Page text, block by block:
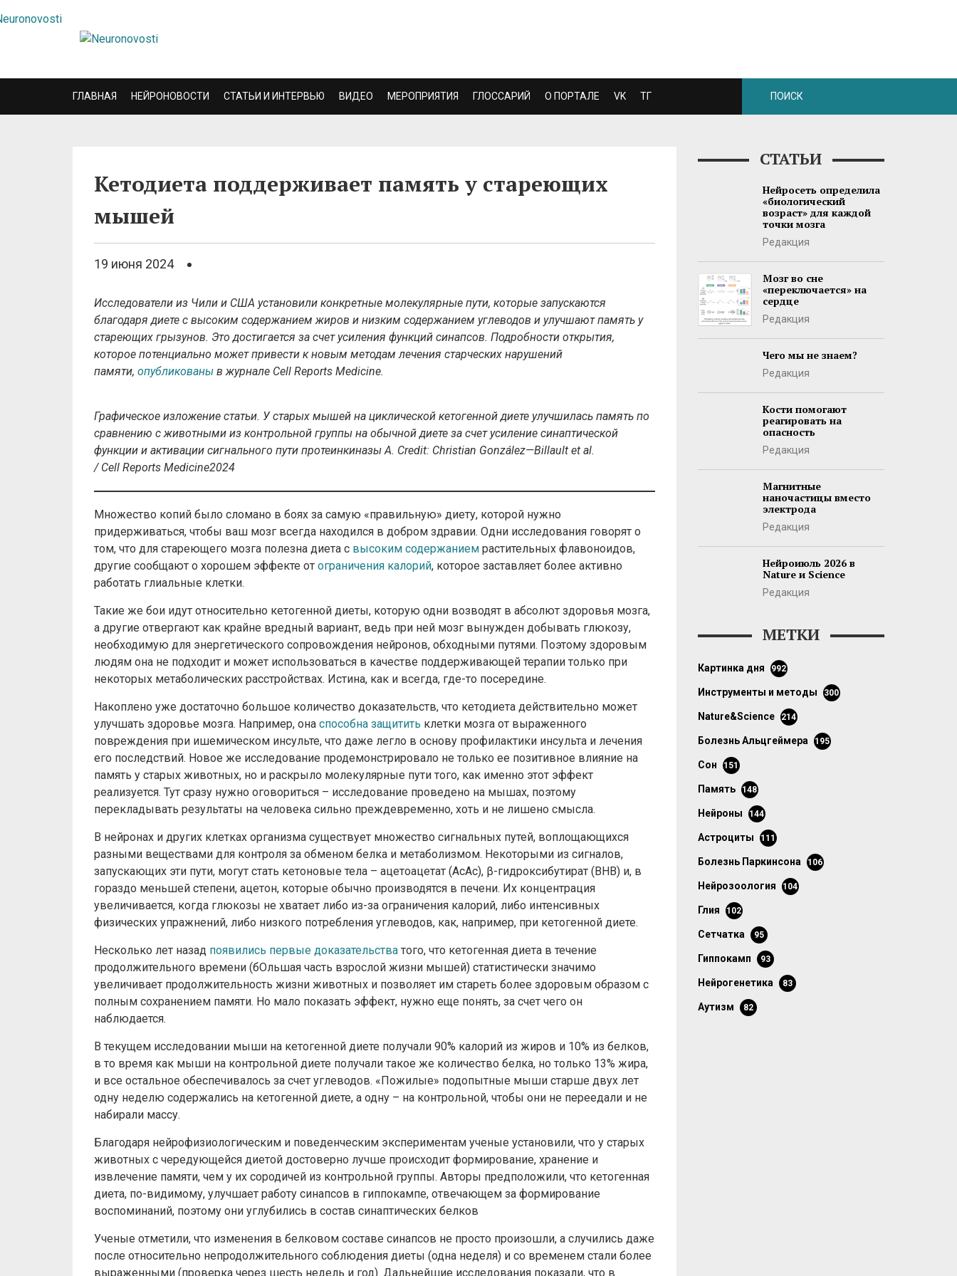
ГЛАВНАЯ НЕЙРОНОВОСТИ СТАТЬИ И ИНТЕРВЬЮ ВИДЕО МЕРОПРИЯТИЯ ГЛОССАРИЙ О ПОРТАЛЕ VK ТГ
Кетодиета поддерживает память у стареющих
мышей
19 июня 2024
Исследователи из Чили и США установили конкретные молекулярные пути, которые запускаются
благодаря диете с высоким содержанием жиров и низким содержанием углеводов и улучшают память у
стареющих грызунов. Это достигается за счет усиления функций синапсов. Подробности открытия,
которое потенциально может привести к новым методам лечения старческих нарушений
памяти, опубликованы в журнале Cell Reports Medicine.
Графическое изложение статьи. У старых мышей на циклической кетогенной диете улучшилась память по
сравнению с животными из контрольной группы на обычной диете за счет усиление синаптической
функции и активации сигнального пути протеинкиназы А. Credit: Christian González—Billault et al.
/ Cell Reports Medicine2024
Множество копий было сломано в боях за самую «правильную» диету, которой нужно
придерживаться, чтобы ваш мозг всегда находился в добром здравии. Одни исследования говорят о
том, что для стареющего мозга полезна диета с высоким содержанием растительных флавоноидов,
другие сообщают о хорошем эффекте от ограничения калорий, которое заставляет более активно
работать глиальные клетки.
Такие же бои идут относительно кетогенной диеты, которую одни возводят в абсолют здоровья мозга,
а другие отвергают как крайне вредный вариант, ведь при ней мозг вынужден добывать глюкозу,
необходимую для энергетического сопровождения нейронов, обходными путями. Поэтому здоровым
людям она не подходит и может использоваться в качестве поддерживающей терапии только при
некоторых метаболических расстройствах. Истина, как и всегда, где-то посередине.
Накоплено уже достаточно большое количество доказательств, что кетодиета действительно может
улучшать здоровье мозга. Например, она способна защитить клетки мозга от выраженного
повреждения при ишемическом инсульте, что даже легло в основу профилактики инсульта и лечения
его последствий. Новое же исследование продемонстрировало не только ее позитивное влияние на
память у старых животных, но и раскрыло молекулярные пути того, как именно этот эффект
реализуется. Тут сразу нужно оговориться – исследование проведено на мышах, поэтому
перекладывать результаты на человека сильно преждевременно, хоть и не лишено смысла.
В нейронах и других клетках организма существует множество сигнальных путей, воплощающихся
разными веществами для контроля за обменом белка и метаболизмом. Некоторыми из сигналов,
запускающих эти пути, могут стать кетоновые тела – ацетоацетат (AcAc), β-гидроксибутират (BHB) и, в
гораздо меньшей степени, ацетон, которые обычно производятся в печени. Их концентрация
увеличивается, когда глюкозы не хватает либо из-за ограничения калорий, либо интенсивных
физических упражнений, либо низкого потребления углеводов, как, например, при кетогенной диете.
Несколько лет назад появились первые доказательства того, что кетогенная диета в течение
продолжительного времени (бОльшая часть взрослой жизни мышей) статистически значимо
увеличивает продолжительность жизни животных и позволяет им стареть более здоровым образом с
полным сохранением памяти. Но мало показать эффект, нужно еще понять, за счет чего он
наблюдается.
В текущем исследовании мыши на кетогенной диете получали 90% калорий из жиров и 10% из белков,
в то время как мыши на контрольной диете получали такое же количество белка, но только 13% жира,
и все остальное обеспечивалось за счет углеводов. «Пожилые» подопытные мыши старше двух лет
одну неделю содержались на кетогенной диете, а одну – на контрольной, чтобы они не переедали и не
набирали массу.
Благодаря нейрофизиологическим и поведенческим экспериментам ученые установили, что у старых
животных с чередующейся диетой достоверно лучше происходит формирование, хранение и
извлечение памяти, чем у их сородичей из контрольной группы. Авторы предположили, что кетогенная
диета, по-видимому, улучшает работу синапсов в гиппокампе, отвечающем за формирование
воспоминаний, поэтому они углубились в состав синаптических белков
Ученые отметили, что изменения в белковом составе синапсов не просто произошли, а случились даже
после относительно непродолжительного соблюдения диеты (одна неделя) и со временем стали более
выраженными (проверка через шесть недель и год). Дальнейшие исследования показали, что в
СТАТЬИ
Нейросеть определила
«биологический
возраст» для каждой
точки мозга
Редакция
Мозг во сне
«переключается» на
сердце
Редакция
Чего мы не знаем?
Редакция
Кости помогают
реагировать на
опасность
Редакция
Магнитные
наночастицы вместо
электрода
Редакция
Нейроиюль 2026 в
Nature и Science
Редакция
МЕТКИ
картинка дня 992
инструменты и методы 300
Nature&Science 214
болезнь Альцгеймера 195
сон 151
память 148
нейроны 144
астроциты 111
болезнь Паркинсона 106
нейрозоология 104
глия 102
сетчатка 95
гиппокамп 93
нейрогенетика 83
аутизм 82